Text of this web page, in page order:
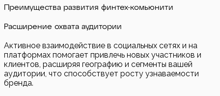
Преимущества развития финтех-комьюнити
Расширение охвата аудитории
Активное взаимодействие в социальных сетях и на
платформах помогает привлечь новых участников и
клиентов, расширяя географию и сегменты вашей
аудитории, что способствует росту узнаваемости
бренда.